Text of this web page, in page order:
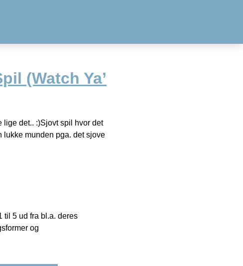
(Watch Ya’
lige det.. :)Sjovt spil hvor det
lukke munden pga. det sjove
til 5 ud fra bl.a. deres
og